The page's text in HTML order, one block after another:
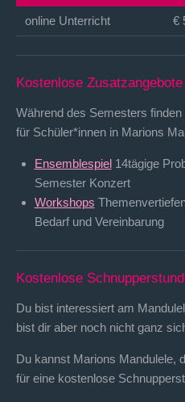
online Unterricht €
Kostenlose
Während des Semesters
für Schüler*innen in Marions
Ensemblespiel14tägige
Semester Konzert
Workshops
Bedarf und Vereinbarung
Kostenlose
Du bist interessiert am
bist dir aber noch nicht ganz
Du kannst Marions Mandulele,
für eine kostenlose